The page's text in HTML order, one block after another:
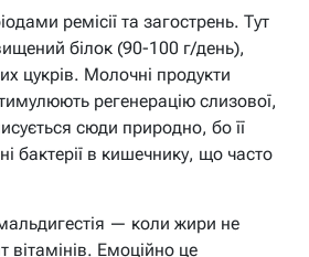
ремісії та загострень. Тут
білок (90-100 г/день),
цукрів. Молочні продукти
регенерацію слизової,
сюди природно, бо її
бактерії в кишечнику, що часто
— коли жири не
вітамінів. Емоційно це